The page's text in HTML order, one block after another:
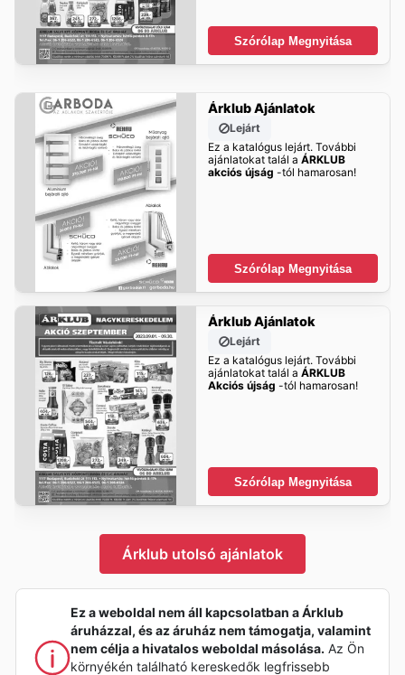
Szórólap Megnyitása
Árklub Ajánlatok
Lejárt
Ez a katalógus lejárt. További
ajánlatokat talál a ÁRKLUB
akciós újság -tól hamarosan!
Szórólap Megnyitása
Árklub Ajánlatok
Lejárt
Ez a katalógus lejárt. További
ajánlatokat talál a ÁRKLUB
Akciós újság -tól hamarosan!
Szórólap Megnyitása
Árklub utolsó ajánlatok
Ez a weboldal nem áll kapcsolatban a Árklub
áruházzal, és az áruház nem támogatja, valamint
nem célja a hivatalos weboldal másolása. Az Ön
környékén található kereskedők legfrissebb